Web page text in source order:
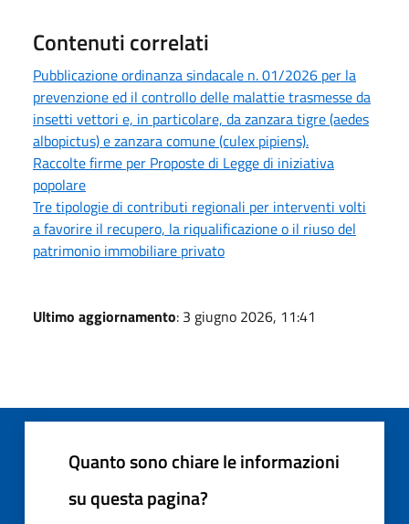
Contenuti correlati
Pubblicazione ordinanza sindacale n. 01/2026 per la
prevenzione ed il controllo delle malattie trasmesse da
insetti vettori e, in particolare, da zanzara tigre (aedes
albopictus) e zanzara comune (culex pipiens).
Raccolte firme per Proposte di Legge di iniziativa
popolare
Tre tipologie di contributi regionali per interventi volti
a favorire il recupero, la riqualificazione o il riuso del
patrimonio immobiliare privato
Ultimo aggiornamento: 3 giugno 2026, 11:41
Quanto sono chiare le informazioni
su questa pagina?